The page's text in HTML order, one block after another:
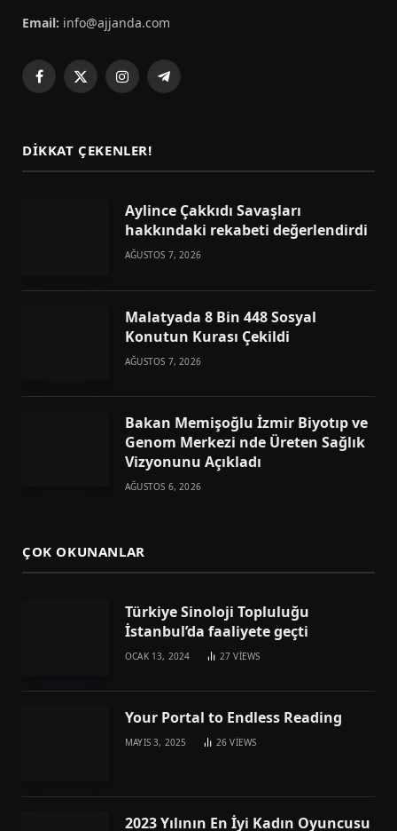
Email: info@ajjanda.com
Facebook
X
InstagramTelegram
DIKKAT ÇEKENLER!
Aylince Çakkıdı Savaşları
hakkındaki rekabeti değerlendirdi
AĞUSTOS 7, 2026
Malatyada 8 Bin 448 Sosyal
Konutun Kurası Çekildi
AĞUSTOS 7, 2026
Bakan Memişoğlu İzmir Biyotıp ve
Genom Merkezi nde Üreten Sağlık
Vizyonunu Açıkladı
AĞUSTOS 6, 2026
ÇOK OKUNANLAR
Türkiye Sinoloji Topluluğu
İstanbul’da faaliyete geçti
OCAK 13, 2024 27VIEWS
Your Portal to Endless Reading
MAYIS 3, 2025 26VIEWS
2023 Yılının En İyi Kadın Oyuncusu